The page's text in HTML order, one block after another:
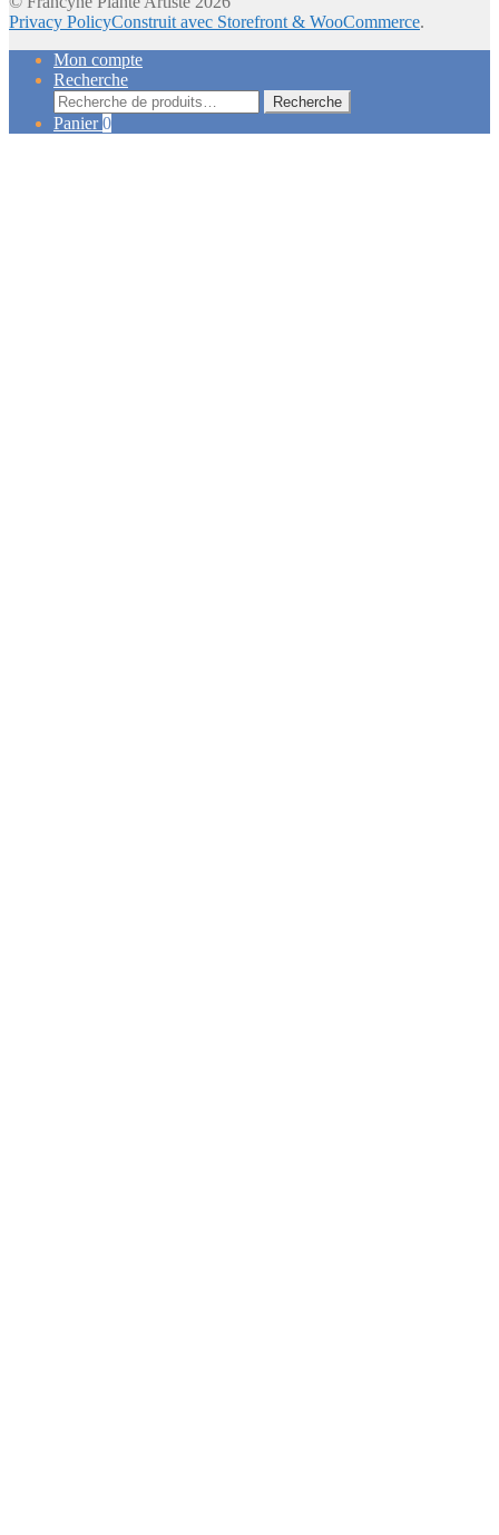
Privacy PolicyConstruit avec Storefront & WooCommerce.
Mon compte
Recherche
Recherche
pour :
Recherche
Panier0